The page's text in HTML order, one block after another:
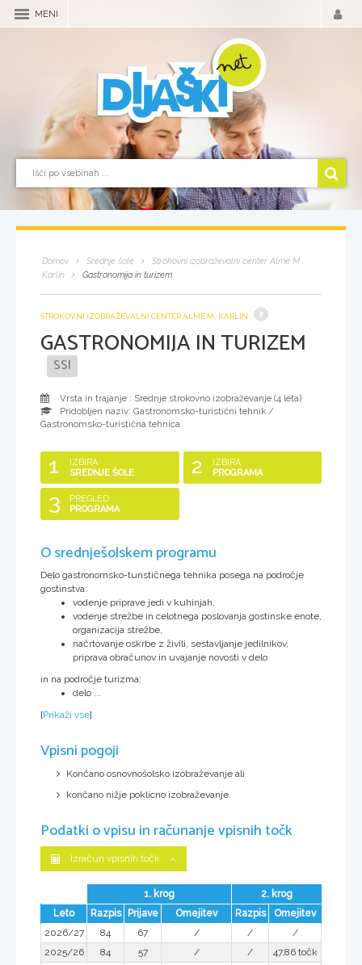
MENI
Domov Srednje šole
Strokovni izobraževalni center Alme M.
Karlin
Gastronomija in turizem
STROKOVNI IZOBRAŽEVALNI CENTER ALME M. KARLIN
GASTRONOMIJA IN TURIZEM
SSI
Vrsta in trajanje : Srednje strokovno izobraževanje (4 leta)
Pridobljen naziv: Gastronomsko-turistični tehnik /
Gastronomsko-turistična tehnica
1
IZBIRA
SREDNJE ŠOLE
2
IZBIRA
PROGRAMA
3
PREGLED
PROGRAMA
O srednješolskem programu
Delo gastronomsko-turističnega tehnika posega na področje
gostinstva:
vodenje priprave jedi v kuhinjah,
vodenje strežbe in celotnega poslovanja gostinske enote,
organizacija strežbe,
načrtovanje oskrbe z živili, sestavljanje jedilnikov,
priprava obračunov in uvajanje novosti v delo
in na področje turizma:
delo ...
[Prikaži vse]
Vpisni pogoji
Končano osnovnošolsko izobraževanje ali
končano nižje poklicno izobraževanje.
Podatki o vpisu in računanje vpisnih točk
Izračun vpisnih točk
1. krog
2. krog
Leto
Razpis Prijave Omejitev Razpis
Omejitev
2026/27
84 67 / /
/
2025/26
84 57 / /
47,86 točk